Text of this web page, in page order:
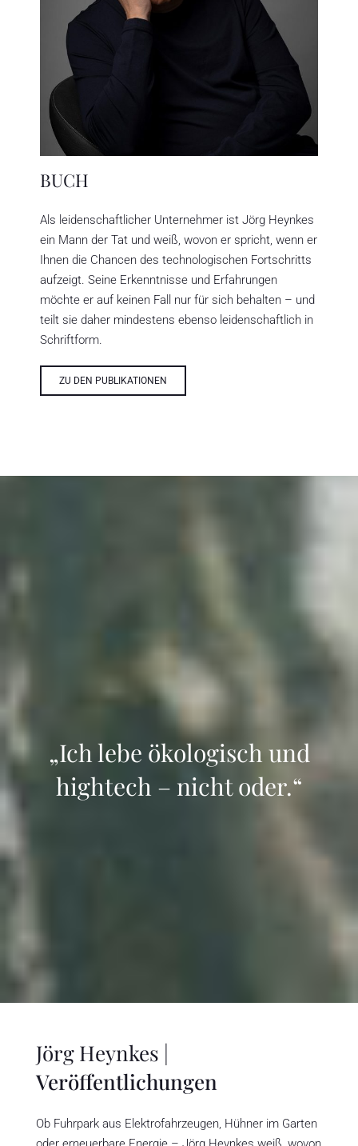
BUCH
Als leidenschaftlicher Unternehmer ist Jörg Heynkes
ein Mann der Tat und weiß, wovon er spricht, wenn er
Ihnen die Chancen des technologischen Fortschritts
aufzeigt. Seine Erkenntnisse und Erfahrungen
möchte er auf keinen Fall nur für sich behalten – und
teilt sie daher mindestens ebenso leidenschaftlich in
Schriftform.
ZU DEN PUBLIKATIONEN
„Ich lebe ökologisch und
hightech – nichtoder.“
Jörg Heynkes |
Veröffentlichungen
Ob Fuhrpark aus Elektrofahrzeugen, Hühner im Garten